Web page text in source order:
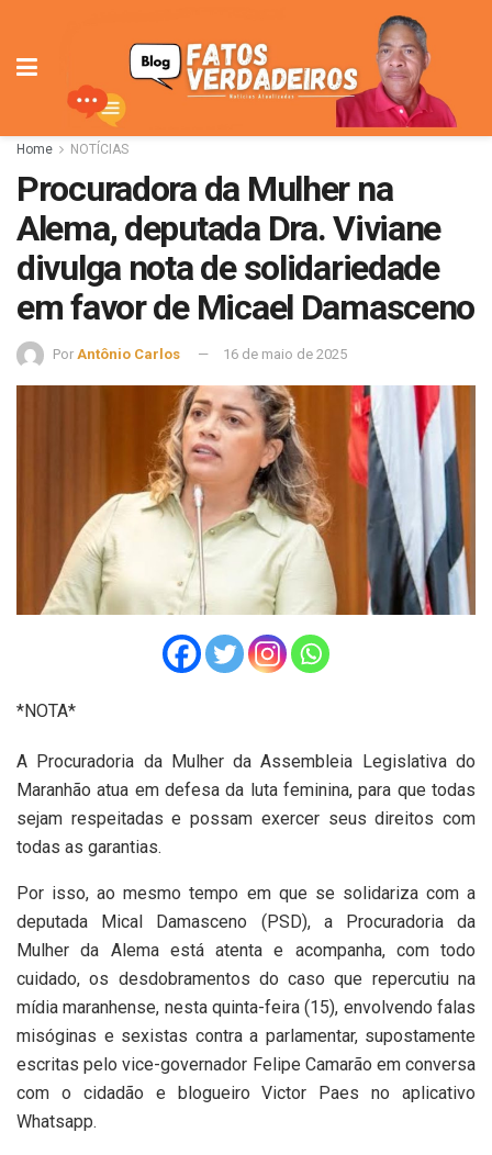
Home NOTÍCIAS
Procuradora da Mulher na
Alema, deputada Dra. Viviane
divulga nota de solidariedade
em favor de Micael Damasceno
Por Antônio Carlos 16 de maio de 2025
*NOTA*
A Procuradoria da Mulher da Assembleia Legislativa do
Maranhão atua em defesa da luta feminina, para que todas
sejam respeitadas e possam exercer seus direitos com
todas as garantias.
Por isso, ao mesmo tempo em que se solidariza com a
deputada Mical Damasceno (PSD), a Procuradoria da
Mulher da Alema está atenta e acompanha, com todo
cuidado, os desdobramentos do caso que repercutiu na
mídia maranhense, nesta quinta-feira (15), envolvendo falas
misóginas e sexistas contra a parlamentar, supostamente
escritas pelo vice-governador Felipe Camarão em conversa
com o cidadão e blogueiro Victor Paes no aplicativo
Whatsapp.